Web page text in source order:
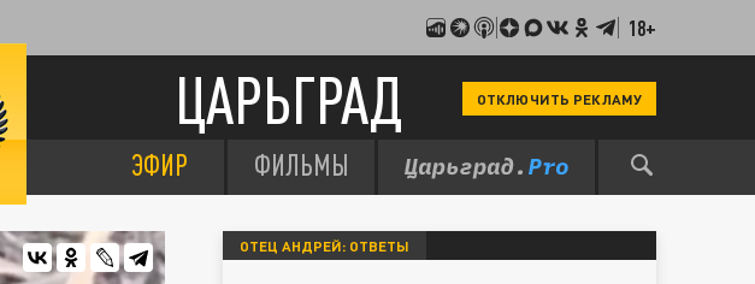
18+
ЦАРЬГРАД ОТКЛЮЧИТЬ РЕКЛАМУ
ЭФИР ФИЛЬМЫ
ОТЕЦ АНДРЕЙ: ОТВЕТЫ